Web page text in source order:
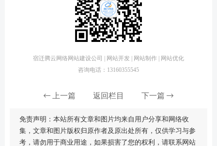
宿迁腾云网络网站建设公司 | 网站开发 | 网站制作 | 网站优化
咨询电话：13160355545
上一篇 返回栏目 下一篇
免责声明：本站所有文章和图片均来自用户分享和网络收
集，文章和图片版权归原作者及原出处所有，仅供学习与参
考，请勿用于商业用途，如果损害了您的权利，请联系网站